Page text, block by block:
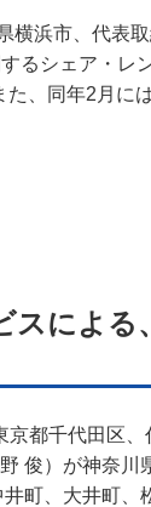
浜市、代表取
るシェア・レ
、同年2月に
スによる
京都千代田区
俊）が神奈川
町、大井町、